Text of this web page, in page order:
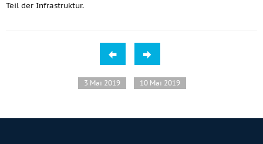
Teil der Infrastruktur.
3 Mai 2019 10 Mai 2019